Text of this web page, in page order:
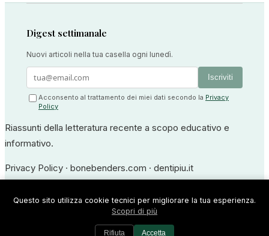
Digest settimanale
Nuovi articoli nella tua casella ogni lunedì.
Iscriviti
Acconsento al trattamento dei miei dati secondo la Privacy
Policy
Riassunti della letteratura recente a scopo educativo e
informativo.
Privacy Policy · bonebenders.com · dentipiu.it
Iscrizione all'Albo degli Odontoiatri di Frosinone n. 594 · P.IVA
Questo sito utilizza cookie tecnici per migliorare la tua esperienza.
Scopri di più
Rifiuta Accetta